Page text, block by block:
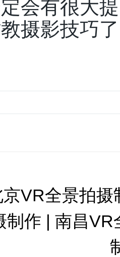
会有很大
摄影技巧
VR全景拍摄
制作 | 南昌VR